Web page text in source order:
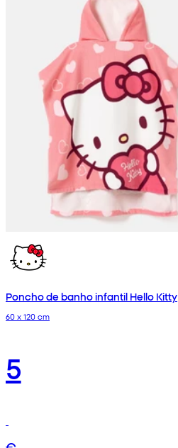
Poncho de banho infantil Hello Kitty
60 x 120 cm
5